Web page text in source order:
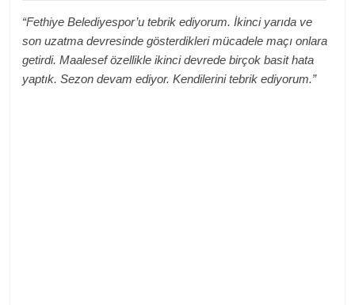
“Fethiye Belediyespor’u tebrik ediyorum. İkinci yarıda ve
son uzatma devresinde gösterdikleri mücadele maçı onlara
getirdi. Maalesef özellikle ikinci devrede birçok basit hata
yaptık. Sezon devam ediyor. Kendilerini tebrik ediyorum.”